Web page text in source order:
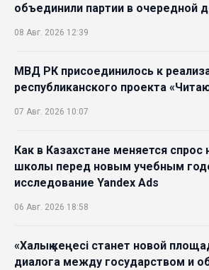
объединили партии в очередной
08 Авг. 2026 12:39
МВД РК присоединилось к
республиканского проекта
07 Авг. 2026 10:07
Как в Казахстане меняется спрос
школы перед новым учебным
исследование Yandex Ads
06 Авг. 2026 18:58
«Халық кеңесі станет новой
диалога между государством и